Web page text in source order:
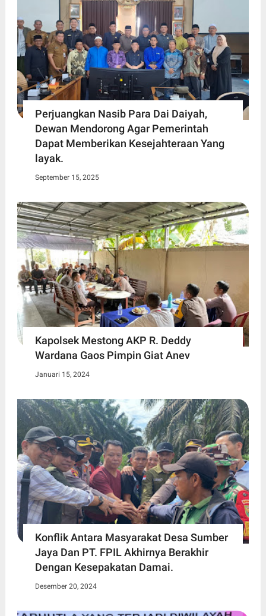
Perjuangkan Nasib Para Dai Daiyah,
Dewan Mendorong Agar Pemerintah
Dapat Memberikan Kesejahteraan Yang
layak.
September 15, 2025
Kapolsek Mestong AKP R. Deddy
Wardana Gaos Pimpin Giat Anev
Januari 15, 2024
Konflik Antara Masyarakat Desa Sumber
Jaya Dan PT. FPIL Akhirnya Berakhir
Dengan Kesepakatan Damai.
Desember 20, 2024